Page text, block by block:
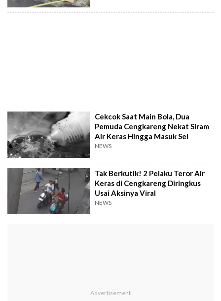
Cekcok Saat Main Bola, Dua
Pemuda Cengkareng Nekat Siram
Air Keras Hingga Masuk Sel
NEWS
Tak Berkutik! 2 Pelaku Teror Air
Keras di Cengkareng Diringkus
Usai Aksinya Viral
NEWS